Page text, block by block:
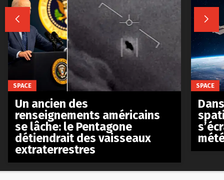
 
SPACE
Un ancien des
renseignements américains
se lâche: le Pentagone
détiendrait des vaisseaux
extraterrestres
SPACE